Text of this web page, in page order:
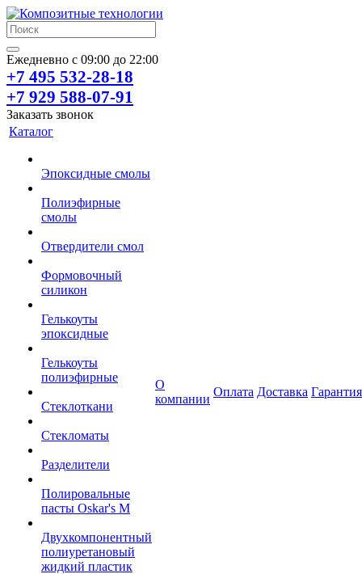
Ежедневно с 09:00 до 22:00
+7 495 532-28-18
+7 929 588-07-91
Заказать звонок
Каталог
Эпоксидные смолы
Полиэфирные
смолы
Отвердители смол
Формовочный
силикон
Гелькоуты
эпоксидные
Гелькоуты
полиэфирные
Стеклоткани
Стекломаты
Разделители
Полировальные
пасты Oskar's M
Двухкомпонентный
полиуретановый
жидкий пластик
О
компании
Оплата Доставка Гарантия